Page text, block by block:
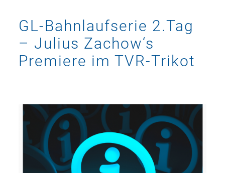
GL-Bahnlaufserie 2.Tag
– Julius Zachow‘s
Premiere im TVR-Trikot